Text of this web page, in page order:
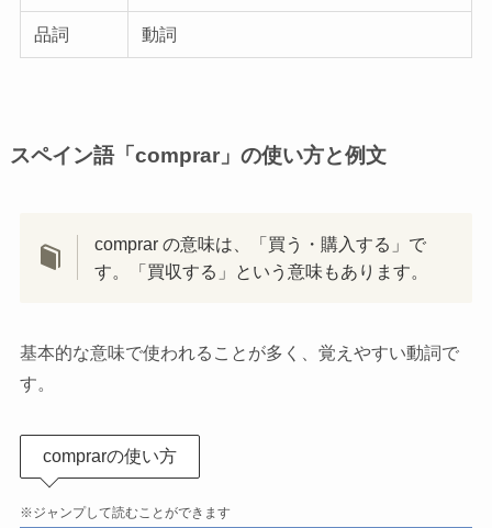
品詞 動詞
スペイン語「comprar」の使い方と例文
comprar の意味は、「買う・購入する」で
す。「買収する」という意味もあります。
基本的な意味で使われることが多く、覚えやすい動詞で
す。
comprarの使い方
※ジャンプして読むことができます